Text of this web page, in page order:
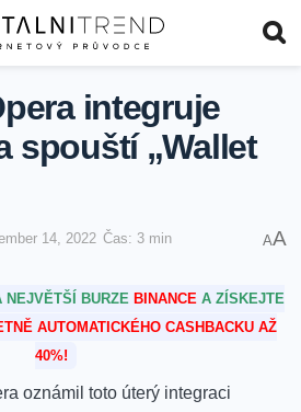
integruje
spouští „Wallet
14, 2022 Čas: 3 min AA
NEJVĚTŠÍ BURZE BINANCE A ZÍSKEJTE
AUTOMATICKÉHO CASHBACKU AŽ
40%!
oznámil toto úterý integraci